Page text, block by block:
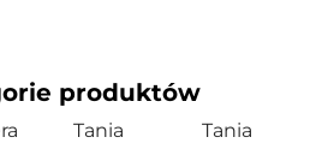
produktów
Tania
Tania